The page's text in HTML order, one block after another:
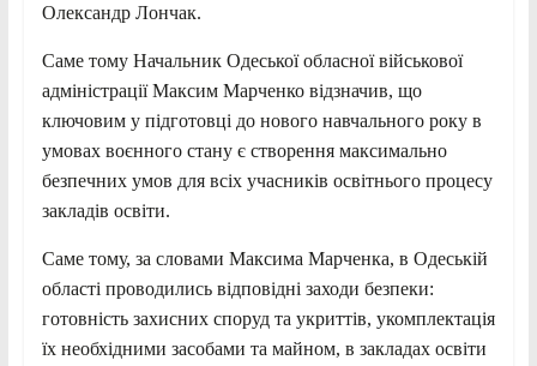
Олександр Лончак.
Саме тому Начальник Одеської обласної військової
адміністрації Максим Марченко відзначив, що
ключовим у підготовці до нового навчального року в
умовах воєнного стану є створення максимально
безпечних умов для всіх учасників освітнього процесу
закладів освіти.
Саме тому, за словами Максима Марченка, в Одеській
області проводились відповідні заходи безпеки:
готовність захисних споруд та укриттів, укомплектація
їх необхідними засобами та майном, в закладах освіти